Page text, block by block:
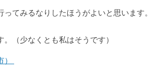
てみるなりしたほうがよいと思います。
（少なくとも私はそうです）
）